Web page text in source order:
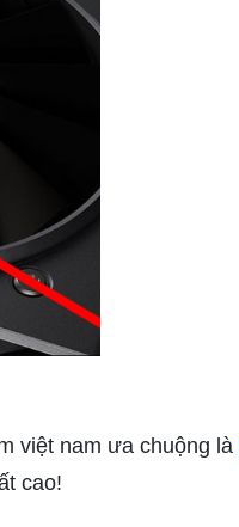
việt nam ưa chuộng là
cao!